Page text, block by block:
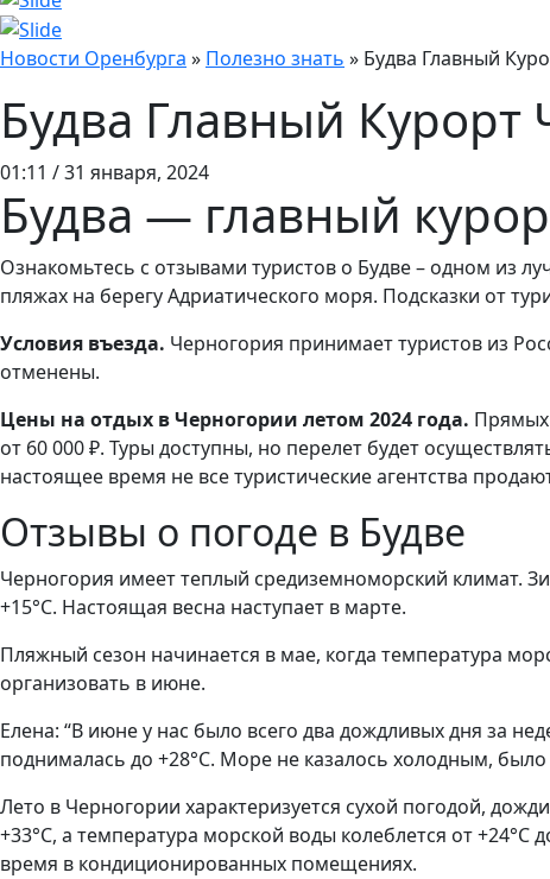
Новости Оренбурга » Полезно знать » Будва Главный
Будва Главный
01:11 / 31 января, 2024
Будва — главный
Ознакомьтесь с отзывами туристов о Будве – одном из
пляжах на берегу Адриатического моря. Подсказки от
Условия въезда. Черногория принимает туристов из
отменены.
Цены на отдых в Черногории летом 2024 года. Прямых
от 60 000 ₽. Туры доступны, но перелет будет
настоящее время не все туристические агентства
Отзывы о погоде в Будве
Черногория имеет теплый средиземноморский климат.
+15°C. Настоящая весна наступает в марте.
Пляжный сезон начинается в мае, когда температура
организовать в июне.
Елена: “В июне у нас было всего два дождливых дня за
поднималась до +28°C. Море не казалось холодным,
Лето в Черногории характеризуется сухой погодой,
+33°C, а температура морской воды колеблется от +24°C
время в кондиционированных помещениях.